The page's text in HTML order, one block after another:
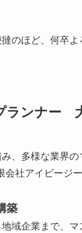
のほど、何卒よ
ランナー
、多様な業界
社アイビージ
築
域企業まで、 マ